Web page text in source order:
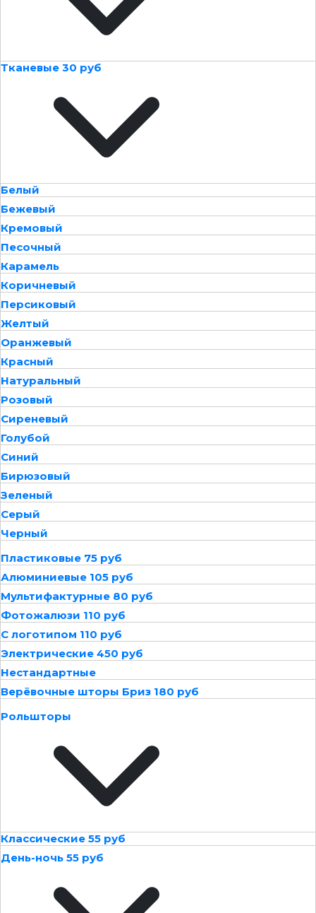
Тканевые 30 руб
Белый
Бежевый
Кремовый
Песочный
Карамель
Коричневый
Персиковый
Желтый
Оранжевый
Красный
Натуральный
Розовый
Сиреневый
Голубой
Синий
Бирюзовый
Зеленый
Серый
Черный
Пластиковые 75 руб
Алюминиевые 105 руб
Мультифактурные 80 руб
Фотожалюзи 110 руб
С логотипом 110 руб
Электрические 450 руб
Нестандартные
Верёвочные шторы Бриз 180 руб
Рольшторы
Классические 55 руб
День-ночь 55 руб